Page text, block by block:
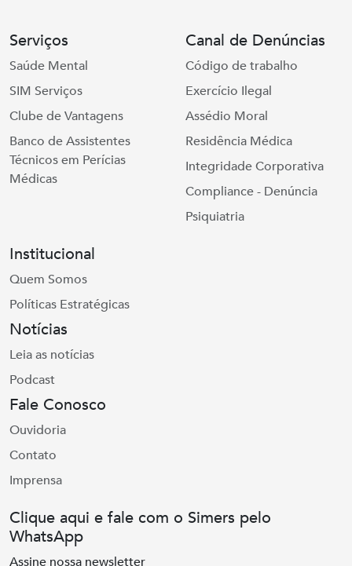
Serviços
Saúde Mental
SIM Serviços
Clube de Vantagens
Banco de Assistentes
Técnicos em Perícias
Médicas
Canal de Denúncias
Código de trabalho
Exercício Ilegal
Assédio Moral
Residência Médica
Integridade Corporativa
Compliance - Denúncia
Psiquiatria
Institucional
Quem Somos
Políticas Estratégicas
Notícias
Leia as notícias
Podcast
Fale Conosco
Ouvidoria
Contato
Imprensa
Clique aqui e fale com o Simers pelo
WhatsApp
Assine nossa newsletter